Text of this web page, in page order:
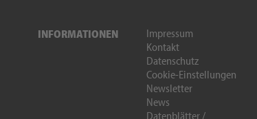
INFORMATIONEN
Impressum
Kontakt
Datenschutz
Cookie-Einstellungen
Newsletter
News
Datenblätter /